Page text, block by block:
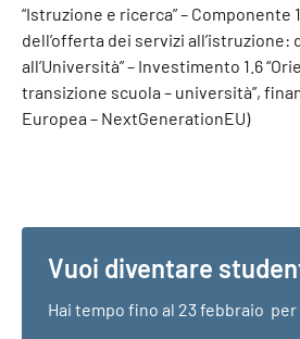
“Istruzione e ricerca” – Componente
dell’offerta dei servizi all’istruzione:
all’Università” – Investimento 1.6
transizione scuola – università”,
Europea – NextGenerationEU)
Vuoi diventare
Hai tempo fino al 23 febbraio